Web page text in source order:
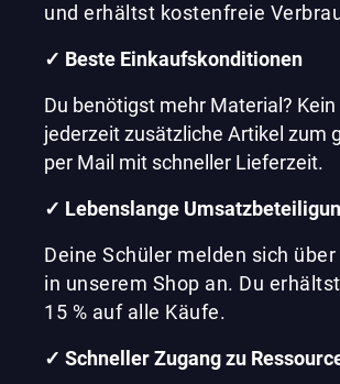
und erhältst kostenfreie
✓ Beste Einkaufskonditionen
Du benötigst mehr Material?
jederzeit zusätzliche Artikel zum
per Mail mit schneller Lieferzeit.
✓ Lebenslange
Deine Schüler melden sich
in unserem Shop an. Du
15 % auf alle Käufe.
✓ Schneller Zugang zu